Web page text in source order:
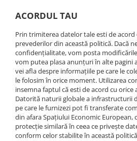
ACORDUL TAU
Prin trimiterea datelor tale esti de
prevederilor din această politică. Dacă
confidențialitate, vom posta
vom putea plasa anunțuri în alte pagini
vei afla despre informațiile pe care le
le folosim în orice moment. Utilizarea
insemna faptul că esti de acord cu orice
Datorită naturii globale a infrastructurii
pe care le furnizezi pot fi transferate
din afara Spațiului Economic European,
protecție similară în ceea ce privește
conform celor stabilite în această